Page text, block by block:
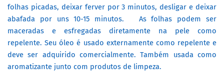
folhas picadas, deixar ferver por 3 minutos, desligar e deixar
abafada por uns 10-15 minutos. As folhas podem ser
maceradas e esfregadas diretamente na pele como
repelente. Seu óleo é usado externamente como repelente e
deve ser adquirido comercialmente. Também usada como
aromatizante junto com produtos de limpeza.